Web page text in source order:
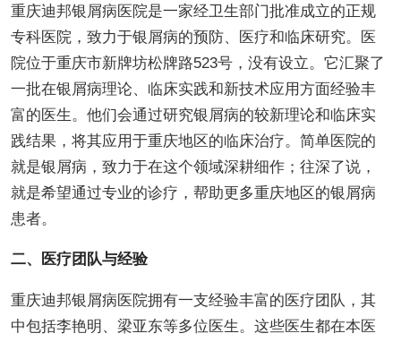
重庆迪邦银屑病医院是一家经卫生部门批准成立的正规
专科医院，致力于银屑病的预防、医疗和临床研究。医
院位于重庆市新牌坊松牌路523号，没有设立。它汇聚了
一批在银屑病理论、临床实践和新技术应用方面经验丰
富的医生。他们会通过研究银屑病的较新理论和临床实
践结果，将其应用于重庆地区的临床治疗。简单医院的
就是银屑病，致力于在这个领域深耕细作；往深了说，
就是希望通过专业的诊疗，帮助更多重庆地区的银屑病
患者。
二、医疗团队与经验
重庆迪邦银屑病医院拥有一支经验丰富的医疗团队，其
中包括李艳明、梁亚东等多位医生。这些医生都在本医